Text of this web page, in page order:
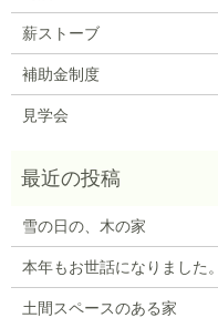
薪ストーブ
補助金制度
見学会
雪の日の、木の家
本年もお世話になりました。
土間スペースのある家